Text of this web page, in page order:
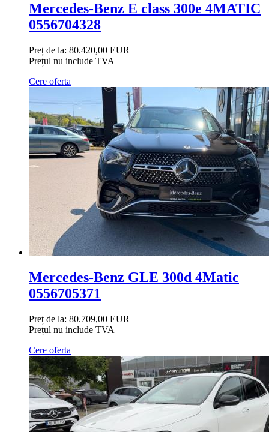
Mercedes-Benz E class 300e 4MATIC
0556704328
Preț de la: 80.420,00 EUR
Prețul nu include TVA
Cere oferta
Mercedes-Benz GLE 300d 4Matic
0556705371
Preț de la: 80.709,00 EUR
Prețul nu include TVA
Cere oferta